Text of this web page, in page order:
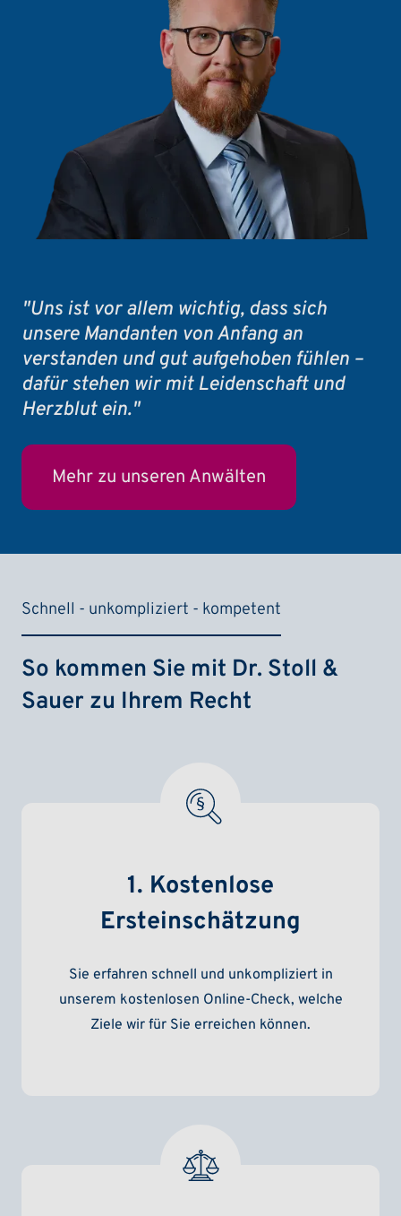
"Uns ist vor allem wichtig, dass sich
unsere Mandanten von Anfang an
verstanden und gut aufgehoben fühlen –
dafür stehen wir mit Leidenschaft und
Herzblut ein."
Mehr zu unseren Anwälten
Schnell - unkompliziert - kompetent
So kommen Sie mit Dr. Stoll &
Sauer zu Ihrem Recht
1. Kostenlose
Ersteinschätzung
Sie erfahren schnell und unkompliziert in
unserem kostenlosen Online-Check, welche
Ziele wir für Sie erreichen können.